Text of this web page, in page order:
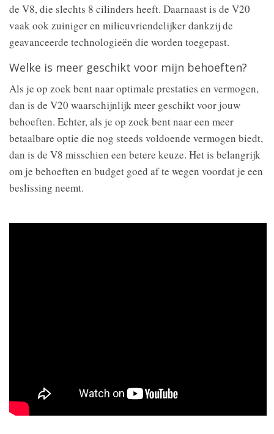
de V8, die slechts 8 cilinders heeft. Daarnaast is de V20
vaak ook zuiniger en milieuvriendelijker dankzij de
geavanceerde technologieën die worden toegepast.
Welke is meer geschikt voor mijn behoeften?
Als je op zoek bent naar optimale prestaties en vermogen,
dan is de V20 waarschijnlijk meer geschikt voor jouw
behoeften. Echter, als je op zoek bent naar een meer
betaalbare optie die nog steeds voldoende vermogen biedt,
dan is de V8 misschien een betere keuze. Het is belangrijk
om je behoeften en budget goed af te wegen voordat je een
beslissing neemt.